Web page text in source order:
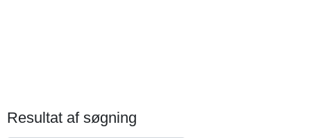
Resultat af søgning